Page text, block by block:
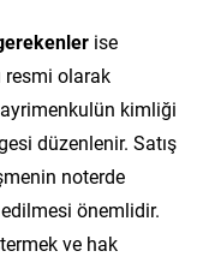
ise
resmi olarak
kimliği
düzenlenir. Satış
noterde
önemlidir.
ve hak